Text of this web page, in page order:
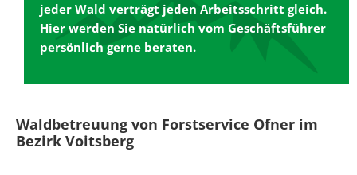
jeder Wald verträgt jeden Arbeitsschritt gleich.
Hier werden Sie natürlich vom Geschäftsführer
persönlich gerne beraten.
Waldbetreuung von Forstservice Ofner im
Bezirk Voitsberg